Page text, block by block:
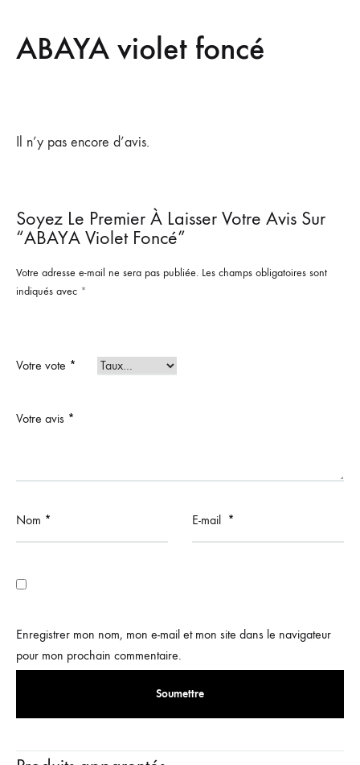
ABAYA violet foncé
Il n’y pas encore d’avis.
Soyez Le Premier À Laisser Votre Avis Sur
“ABAYA Violet Foncé”
Votre adresse e-mail ne sera pas publiée. Les champs obligatoires sont
indiqués avec *
Votre vote *
Votre avis *
Nom * E-mail *
Enregistrer mon nom, mon e-mail et mon site dans le navigateur
pour mon prochain commentaire.